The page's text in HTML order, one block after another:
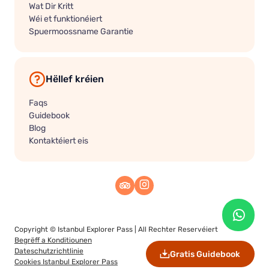
Wat Dir Kritt
Wéi et funktionéiert
Spuermoossname Garantie
Hëllef kréien
Faqs
Guidebook
Blog
Kontaktéiert eis
Copyright © Istanbul Explorer Pass | All Rechter Reservéiert
Begrëff a Konditiounen
Dateschutzrichtlinie
Cookies Istanbul Explorer Pass
Gratis Guidebook